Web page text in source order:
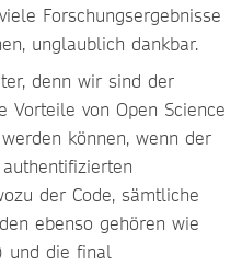
Forschungsergebnisse
unglaublich dankbar.
denn wir sind der
Vorteile von Open Science
können, wenn der
der Code, sämtliche
ebenso gehören wie
und die final